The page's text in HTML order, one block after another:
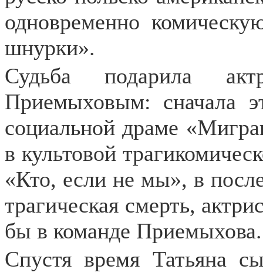
одновременно
шнурки».
Судьба подарила
Приемыховым: сначала
социальной драме
в культовой
«Кто, если не мы», в
трагическая смерть,
бы в команде Приемыхова.
Спустя время Татьяна